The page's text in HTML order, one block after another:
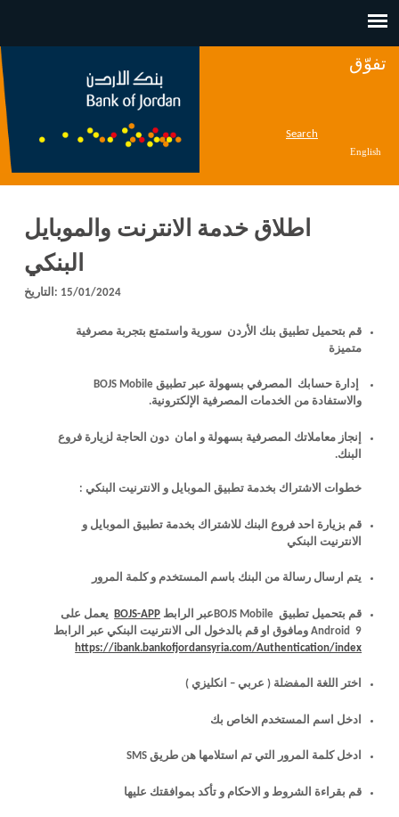
تفوّق
Search
English
اطلاق خدمة الانترنت والموبايل
البنكي
التاريخ: 15/01/2024
قم بتحميل تطبيق بنك الأردن سورية واستمتع بتجربة مصرفية
متميزة
والاستفادة من الخدمات المصرفية الإلكترونية.
إنجاز معاملاتك المصرفية بسهولة و امان دون الحاجة لزيارة فروع
البنك.
خطوات الاشتراك بخدمة تطبيق الموبايل و الانترنيت البنكي :
قم بزيارة احد فروع البنك للاشتراك بخدمة تطبيق الموبايل و
الانترنيت البنكي
يتم ارسال رسالة من البنك باسم المستخدم و كلمة المرور
قم بتحميل تطبيق BOJS Mobileعبر الرابط BOJS-APP
يعمل على
Android 9 ومافوق او قم بالدخول الى الانترنيت البنكي عبر الرابط
https://ibank.bankofjordansyria.com/Authentication/index
اختر اللغة المفضلة ( عربي – انكليزي )
ادخل اسم المستخدم الخاص بك
ادخل كلمة المرور التي تم استلامها هن طريق SMS
قم بقراءة الشروط و الاحكام و تأكد بموافقتك عليها